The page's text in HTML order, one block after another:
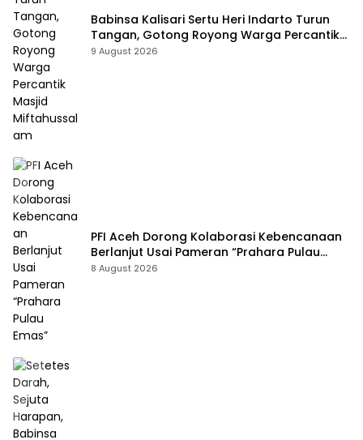
Babinsa Kalisari Sertu Heri Indarto Turun
Tangan, Gotong Royong Warga Percantik
Masjid Miftahussalam
9 August 2026
PFI Aceh Dorong Kolaborasi Kebencanaan
Berlanjut Usai Pameran “Prahara Pulau
Emas”
8 August 2026